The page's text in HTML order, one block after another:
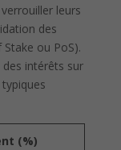
leurs
des
ou PoS).
des intérêts sur
(%)